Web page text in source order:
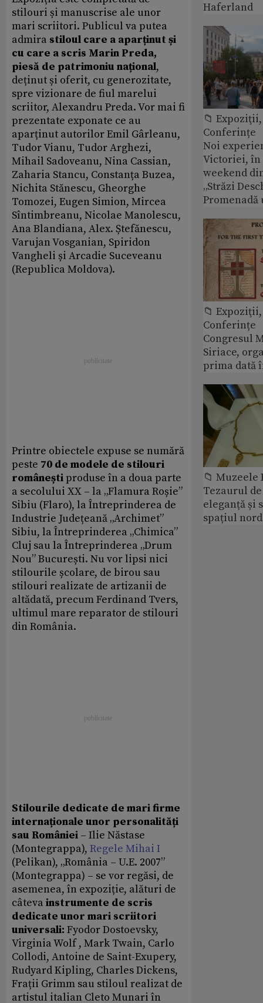
stilouri și manuscrise ale unor
mari scriitori. Publicul va putea
admira stiloul care a aparținut și
cu care a scris Marin Preda,
piesă de patrimoniu național,
deținut și oferit, cu generozitate,
spre vizionare de fiul marelui
scriitor, Alexandru Preda. Vor mai fi
prezentate exponate ce au
aparținut autorilor Emil Gârleanu,
Tudor Vianu, Tudor Arghezi,
Mihail Sadoveanu, Nina Cassian,
Zaharia Stancu, Constanța Buzea,
Nichita Stănescu, Gheorghe
Tomozei, Eugen Simion, Mircea
Sîntimbreanu, Nicolae Manolescu,
Ana Blandiana, Alex. Ștefănescu,
Varujan Vosganian, Spiridon
Vangheli și Arcadie Suceveanu
(Republica Moldova).
Printre obiectele expuse se numără
peste 70 de modele de stilouri
româneștiproduse în a doua parte
a secolului XX – la „Flamura Roșie”
Sibiu (Flaro), la Întreprinderea de
Industrie Județeană „Archimet”
Sibiu, la Întreprinderea „Chimica”
Cluj sau la Întreprinderea „Drum
Nou” București. Nu vor lipsi nici
stilourile școlare, de birou sau
stilouri realizate de artizanii de
altădată, precum Ferdinand Tvers,
ultimul mare reparator de stilouri
din România.
Stilourile dedicate de mari firme
internaționale unor personalități
sau României – Ilie Năstase
(Montegrappa), Regele Mihai I
(Pelikan), „România – U.E. 2007”
(Montegrappa) – se vor regăsi, de
asemenea, în expoziție, alături de
câteva instrumente de scris
dedicate unor mari scriitori
universali: Fyodor Dostoevsky,
Virginia Wolf , Mark Twain, Carlo
Collodi, Antoine de Saint-Exupery,
Rudyard Kipling, Charles Dickens,
Frații Grimm sau stiloul realizat de
artistul italian Cleto Munari în
Haferland
📁
Conferințe
Noi
Victoriei,
weekend
„Străzi
Promenadă
📁
Conferințe
Congresul
Siriace,
prima dată
📁 Muzeele
Tezaurul
eleganță și
spațiul